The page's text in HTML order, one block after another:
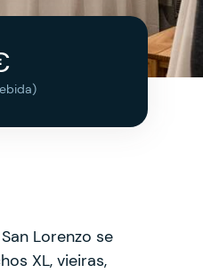
Lorenzo se
XL, vieiras,